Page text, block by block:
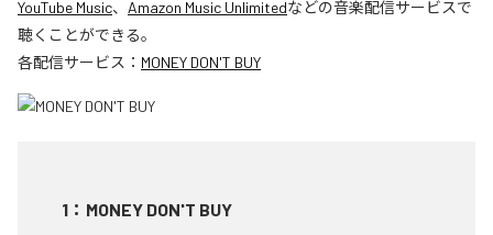
YouTube Music、 Amazon Music Unlimitedなどの音楽配信サービスで
聴くことができる。
各配信サービス： MONEY DON'T BUY
1 ： MONEY DON'T BUY